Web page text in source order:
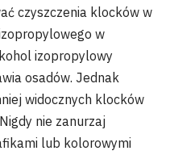
czyszczenia klocków w
w
izopropylowy
osadów. Jednak
widocznych klocków
nie zanurzaj
lub kolorowymi